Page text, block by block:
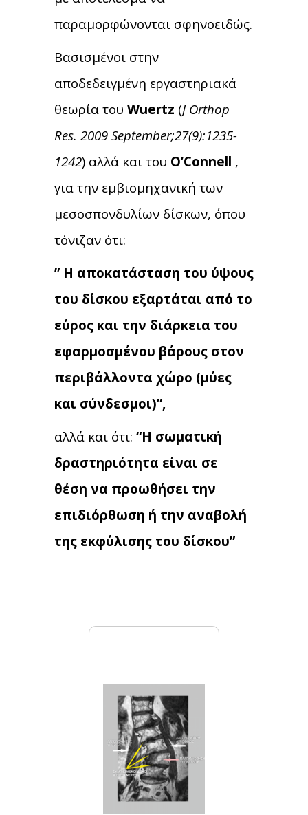
παραμορφώνονται σφηνοειδώς.
Βασισμένοι στην
αποδεδειγμένη εργαστηριακά
θεωρία του Wuertz (J Orthop
Res. 2009 September;27(9):1235-
1242) αλλά και του O’Connell ,
για την εμβιομηχανική των
μεσοσπονδυλίων δίσκων, όπου
τόνιζαν ότι:
” Η αποκατάσταση του ύψους
του δίσκου εξαρτάται από το
εύρος και την διάρκεια του
εφαρμοσμένου βάρους στον
περιβάλλοντα χώρο (μύες
και σύνδεσμοι)”,
αλλά και ότι: “Η σωματική
δραστηριότητα είναι σε
θέση να προωθήσει την
επιδιόρθωση ή την αναβολή
της εκφύλισης του δίσκου”